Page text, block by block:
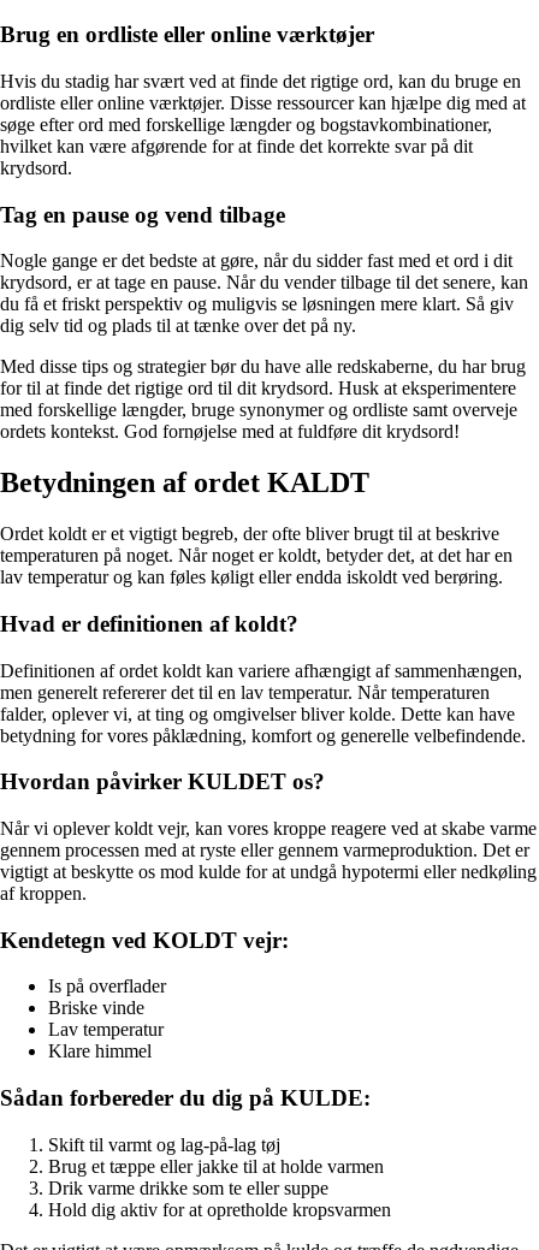
Brug en ordliste eller online værktøjer
Hvis du stadig har svært ved at finde det rigtige ord, kan du bruge en
ordliste eller online værktøjer. Disse ressourcer kan hjælpe dig med at
søge efter ord med forskellige længder og bogstavkombinationer,
hvilket kan være afgørende for at finde det korrekte svar på dit
krydsord.
Tag en pause og vend tilbage
Nogle gange er det bedste at gøre, når du sidder fast med et ord i dit
krydsord, er at tage en pause. Når du vender tilbage til det senere, kan
du få et friskt perspektiv og muligvis se løsningen mere klart. Så giv
dig selv tid og plads til at tænke over det på ny.
Med disse tips og strategier bør du have alle redskaberne, du har brug
for til at finde det rigtige ord til dit krydsord. Husk at eksperimentere
med forskellige længder, bruge synonymer og ordliste samt overveje
ordets kontekst. God fornøjelse med at fuldføre dit krydsord!
Betydningen af ordet KALDT
Ordet koldt er et vigtigt begreb, der ofte bliver brugt til at beskrive
temperaturen på noget. Når noget er koldt, betyder det, at det har en
lav temperatur og kan føles køligt eller endda iskoldt ved berøring.
Hvad er definitionen af koldt?
Definitionen af ordet koldt kan variere afhængigt af sammenhængen,
men generelt refererer det til en lav temperatur. Når temperaturen
falder, oplever vi, at ting og omgivelser bliver kolde. Dette kan have
betydning for vores påklædning, komfort og generelle velbefindende.
Hvordan påvirker KULDET os?
Når vi oplever koldt vejr, kan vores kroppe reagere ved at skabe varme
gennem processen med at ryste eller gennem varmeproduktion. Det er
vigtigt at beskytte os mod kulde for at undgå hypotermi eller nedkøling
af kroppen.
Kendetegn ved KOLDT vejr:
Is på overflader
Briske vinde
Lav temperatur
Klare himmel
Sådan forbereder du dig på KULDE:
Skift til varmt og lag-på-lag tøj
Brug et tæppe eller jakke til at holde varmen
Drik varme drikke som te eller suppe
Hold dig aktiv for at opretholde kropsvarmen